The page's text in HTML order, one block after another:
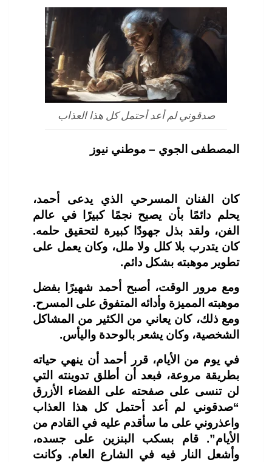
صدقوني لم أعد أحتمل كل هذا العذاب
المصطفى الجوي – موطني نيوز
كان الفنان المسرحي الذي يدعى أحمد،
يحلم دائمًا بأن يصبح نجمًا كبيرًا في عالم
الفن، ولقد بذل جهودًا كبيرة لتحقيق حلمه.
كان يتدرب بلا كلل ولا ملل، وكان يعمل على
تطوير موهبته بشكل دائم.
ومع مرور الوقت، أصبح أحمد شهيرًا بفضل
موهبته المميزة وأدائه المتفوق على المسرح.
ومع ذلك، كان يعاني من الكثير من المشاكل
الشخصية، وكان يشعر بالوحدة واليأس.
في يوم من الأيام، قرر أحمد أن ينهي حياته
بطريقة مروعة، فبعد أن أطلق تدوينته التي
لن تنسى على صفحته على الفضاء الأزرق
“صدقوني لم أعد أحتمل كل هذا العذاب
واعذروني على ما سأقدم عليه في القادم من
الأيام”. قام بسكب البنزين على جسده،
وأشعل النار فيه في الشارع العام. وكانت